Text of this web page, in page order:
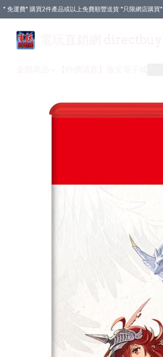
* 免運費* 購買2件產品或以上免費順豐送貨 *只限網店購買*